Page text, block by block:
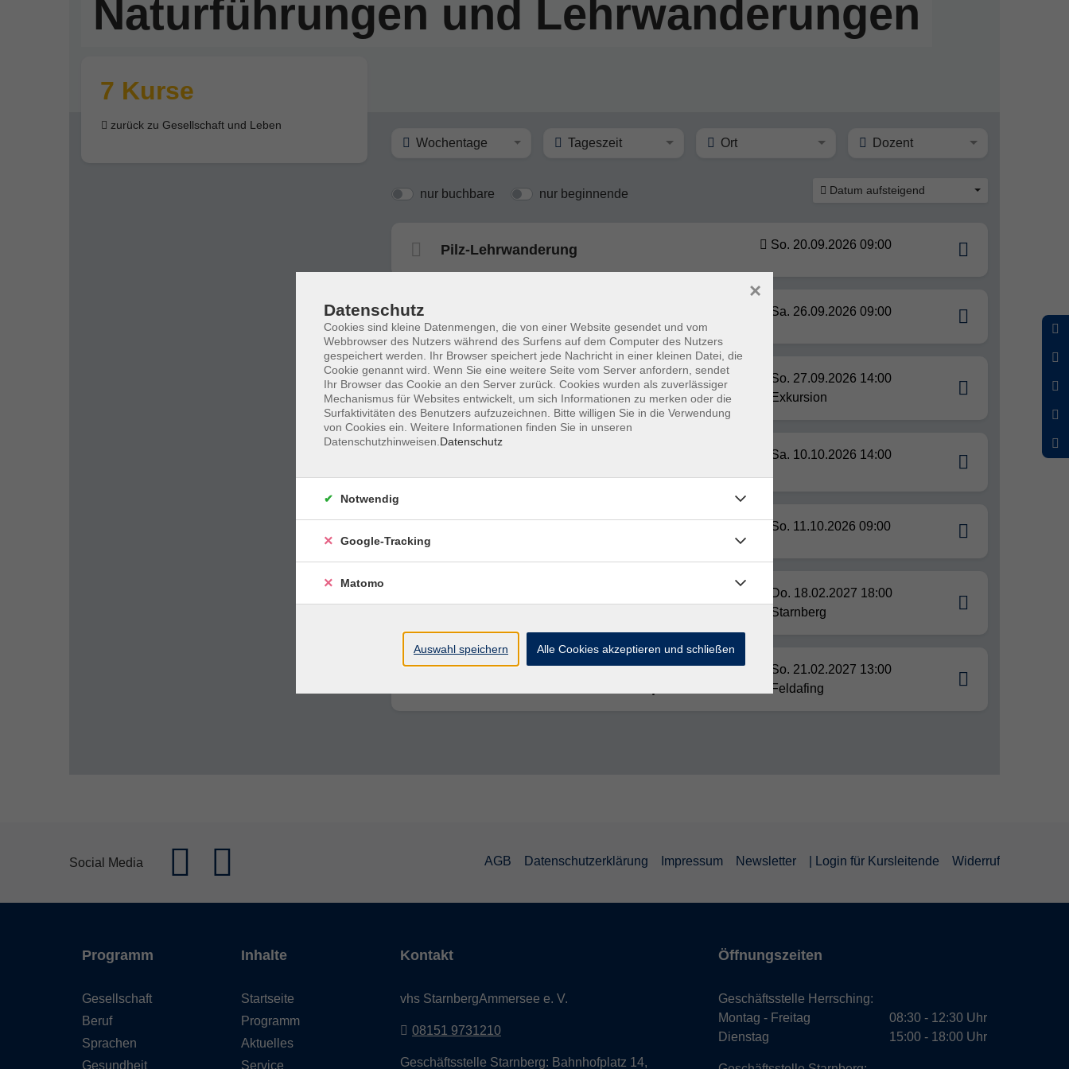
Naturführungen und Lehrwanderungen
7 Kurse
zurück zu Gesellschaft und Leben
Wochentage Tageszeit Ort Dozent
nur buchbare nur beginnende Datum aufsteigend
Pilz-Lehrwanderung So. 20.09.2026 09:00
Sa. 26.09.2026 09:00
Heckenfrüchte und Kräuter im Herbst - eine
kulinarische Wildkräuterführung
So. 27.09.2026 14:00
Exkursion
Sa. 10.10.2026 14:00
So. 11.10.2026 09:00
Do. 18.02.2027 18:00
Starnberg
Winterliche Knospenführung - Einheimische
So. 21.02.2027 13:00
Feldafing
Social Media AGB Datenschutzerklärung Impressum Newsletter | Login für Kursleitende Widerruf
Programm
Gesellschaft
Beruf
Sprachen
Gesundheit
Inhalte
Startseite
Programm
Aktuelles
Service
Kontakt
vhs StarnbergAmmersee e. V.
08151 9731210
Geschäftsstelle Starnberg: Bahnhofplatz 14,
Öffnungszeiten
Geschäftsstelle Herrsching:
Montag - Freitag
Dienstag
08:30 - 12:30 Uhr
15:00 - 18:00 Uhr
Datenschutz
Cookies sind kleine Datenmengen, die von einer Website gesendet und vom
Webbrowser des Nutzers während des Surfens auf dem Computer des Nutzers
gespeichert werden. Ihr Browser speichert jede Nachricht in einer kleinen Datei, die
Cookie genannt wird. Wenn Sie eine weitere Seite vom Server anfordern, sendet
Ihr Browser das Cookie an den Server zurück. Cookies wurden als zuverlässiger
Mechanismus für Websites entwickelt, um sich Informationen zu merken oder die
Surfaktivitäten des Benutzers aufzuzeichnen. Bitte willigen Sie in die Verwendung
von Cookies ein. Weitere Informationen finden Sie in unseren
Datenschutzhinweisen. Datenschutz
×
Notwendig
Google-Tracking
Matomo
Auswahl speichern Alle Cookies akzeptieren und schließen